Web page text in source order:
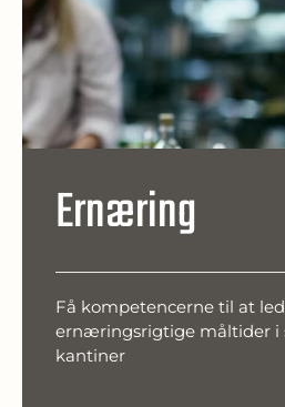
Ernæring
Få kompetencerne til at
ernæringsrigtige måltider i
kantiner